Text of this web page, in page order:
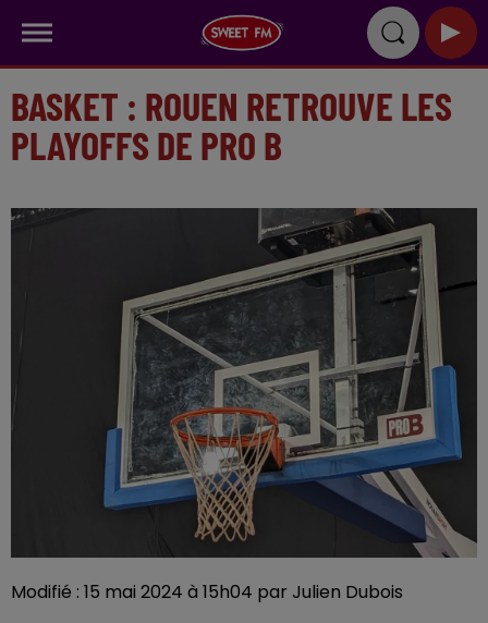
BASKET : ROUEN RETROUVE LES
PLAYOFFS DE PRO B
Modifié : 15 mai 2024 à 15h04 par Julien Dubois